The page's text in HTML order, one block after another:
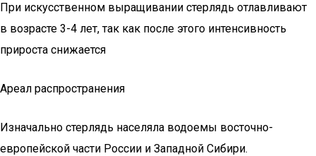
При искусственном выращивании стерлядь отлавливают
в возрасте 3-4 лет, так как после этого интенсивность
прироста снижается
Ареал распространения
Изначально стерлядь населяла водоемы восточно-
европейской части России и Западной Сибири.